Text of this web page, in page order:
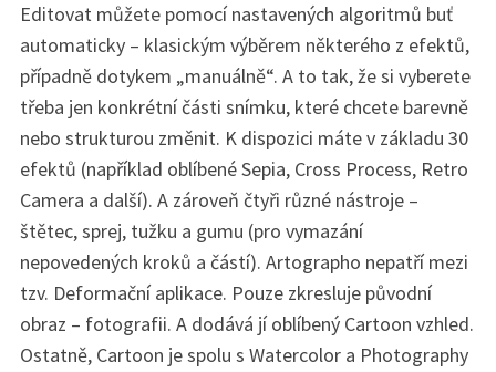
Editovat můžete pomocí nastavených algoritmů buť
automaticky – klasickým výběrem některého z efektů,
případně dotykem „manuálně“. A to tak, že si vyberete
třeba jen konkrétní části snímku, které chcete barevně
nebo strukturou změnit. K dispozici máte v základu 30
efektů (například oblíbené Sepia, Cross Process, Retro
Camera a další). A zároveň čtyři různé nástroje –
štětec, sprej, tužku a gumu (pro vymazání
nepovedených kroků a částí). Artographo nepatří mezi
tzv. Deformační aplikace. Pouze zkresluje původní
obraz – fotografii. A dodává jí oblíbený Cartoon vzhled.
Ostatně, Cartoon je spolu s Watercolor a Photography